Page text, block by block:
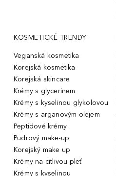
KOSMETICKÉ TRENDY
Veganská kosmetika
Korejská kosmetika
Korejská skincare
Krémy s glycerinem
Krémy s kyselinou glykolovou
Krémy s arganovým olejem
Peptidové krémy
Pudrový make-up
Korejský make up
Krémy na citlivou pleť
Krémy s kyselinou